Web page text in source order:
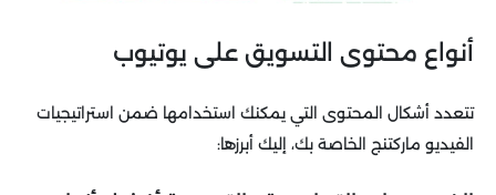
أنواع محتوى التسويق على يوتيوب
تتعدد أشكال المحتوى التي يمكنك استخدامها ضمن استراتيجيات
الفيديو ماركتنج الخاصة بك، إليك أبرزها: